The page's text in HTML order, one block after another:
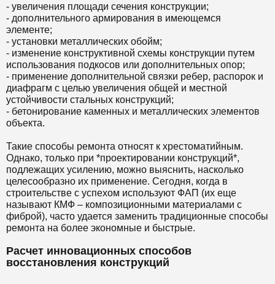
- увеличения площади сечения конструкции;
- дополнительного армирования в имеющемся
элементе;
- установки металлических обойм;
- изменение конструктивной схемы конструкции путем
использования подкосов или дополнительных опор;
- применение дополнительной связки ребер, распорок и
диафрагм с целью увеличения общей и местной
устойчивости стальных конструкций;
- бетонирование каменных и металлических элементов
объекта.
Такие способы ремонта относят к хрестоматийным.
Однако, только при *проектировании конструкций*,
подлежащих усилению, можно выяснить, насколько
целесообразно их применение. Сегодня, когда в
строительстве с успехом используют ФАП (их еще
называют КМФ – композиционными материалами с
фиброй), часто удается заменить традиционные способы
ремонта на более экономные и быстрые.
Расчет инновационных способов
восстановления конструкций